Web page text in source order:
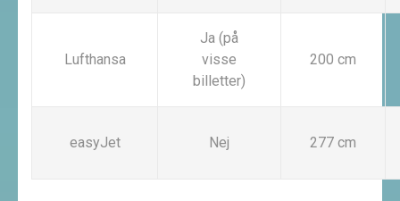
Lufthansa
Ja (på
visse
billetter)
200 cm
easyJet Nej 277 cm